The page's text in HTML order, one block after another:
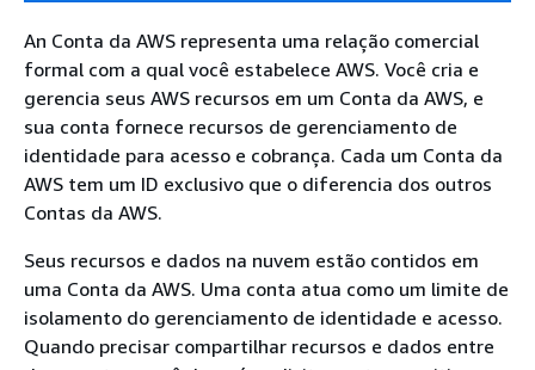
An Conta da AWS representa uma relação comercial
formal com a qual você estabelece AWS. Você cria e
gerencia seus AWS recursos em um Conta da AWS, e
sua conta fornece recursos de gerenciamento de
identidade para acesso e cobrança. Cada um Conta da
AWS tem um ID exclusivo que o diferencia dos outros
Contas da AWS.
Seus recursos e dados na nuvem estão contidos em
uma Conta da AWS. Uma conta atua como um limite de
isolamento do gerenciamento de identidade e acesso.
Quando precisar compartilhar recursos e dados entre